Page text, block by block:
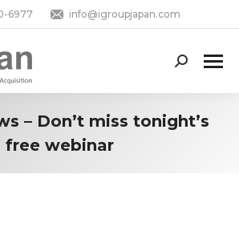
6977 info@igroupjapan.com
Search:
– Don’t miss tonight’s
free webinar